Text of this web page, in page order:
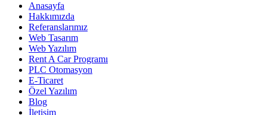
Anasayfa
Hakkımızda
Referanslarımız
Web Tasarım
Web Yazılım
Rent A Car Programı
PLC Otomasyon
E-Ticaret
Özel Yazılım
Blog
İletişim